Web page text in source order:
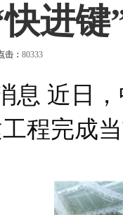
进键
击： 80333
近日，
程完成